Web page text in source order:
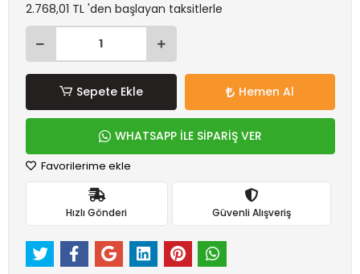
2.768,01 TL 'den başlayan taksitlerle
Sepete Ekle Hemen Al
WHATSAPP İLE SİPARİŞ VER
Favorilerime ekle
Hızlı Gönderi Güvenli Alışveriş